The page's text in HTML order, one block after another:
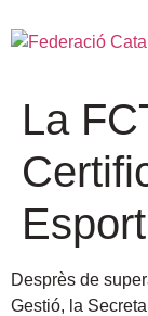
La
Desprès de
Gestió, la